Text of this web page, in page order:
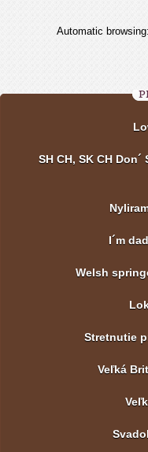
Automatic browsing:
SH CH, SK CH
I´m
Welsh
Stretnutie
Veľká